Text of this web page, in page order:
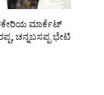
ಮಾರ್ಕೆಟ್
ಚನ್ನಬಸಪ್ಪ ಭೇಟಿ